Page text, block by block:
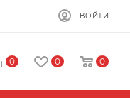
ВОЙТИ
0 0 0